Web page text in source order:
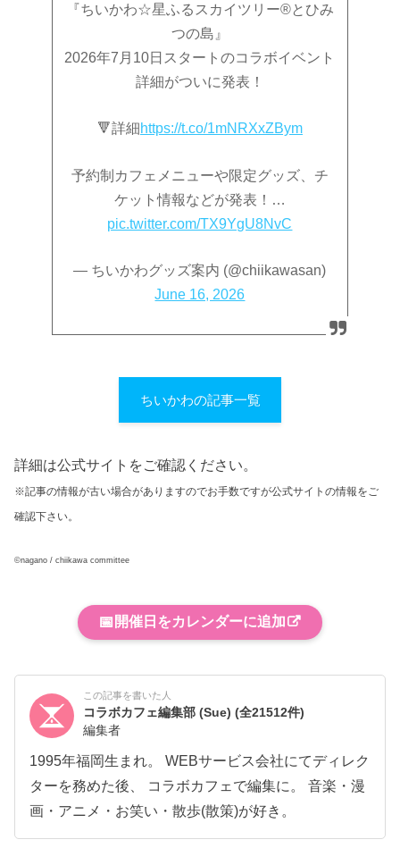
『ちいかわ☆星ふるスカイツリー®とひみ
つの島』
2026年7月10日スタートのコラボイベント
詳細がついに発表！
🔻詳細 https://t.co/1mNRXxZBym
予約制カフェメニューや限定グッズ、チ
ケット情報などが発表！…
pic.twitter.com/TX9YgU8NvC
— ちいかわグッズ案内 (@chiikawasan)
June 16, 2026
ちいかわの記事一覧
詳細は公式サイトをご確認ください。
※記事の情報が古い場合がありますのでお手数ですが公式サイトの情報をご
確認下さい。
©︎nagano / chiikawa committee
📅 開催日をカレンダーに追加
この記事を書いた人
コラボカフェ編集部 (Sue)(全21512件)
編集者
1995年福岡生まれ。 WEBサービス会社にてディレク
ターを務めた後、 コラボカフェで編集に。 音楽・漫
画・アニメ・お笑い・散歩(散策)が好き。